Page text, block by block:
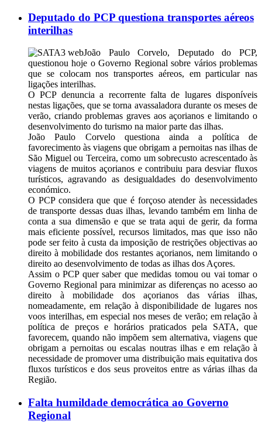
Deputado do PCP questiona transportes aéreos
interilhas
João Paulo Corvelo, Deputado do PCP,
questionou hoje o Governo Regional sobre vários problemas
que se colocam nos transportes aéreos, em particular nas
ligações interilhas.
O PCP denuncia a recorrente falta de lugares disponíveis
nestas ligações, que se torna avassaladora durante os meses de
verão, criando problemas graves aos açorianos e limitando o
desenvolvimento do turismo na maior parte das ilhas.
João Paulo Corvelo questiona ainda a política de
favorecimento às viagens que obrigam a pernoitas nas ilhas de
São Miguel ou Terceira, como um sobrecusto acrescentado às
viagens de muitos açorianos e contribuiu para desviar fluxos
turísticos, agravando as desigualdades do desenvolvimento
económico.
O PCP considera que que é forçoso atender às necessidades
de transporte dessas duas ilhas, levando também em linha de
conta a sua dimensão e que se trata aqui de gerir, da forma
mais eficiente possível, recursos limitados, mas que isso não
pode ser feito à custa da imposição de restrições objectivas ao
direito à mobilidade dos restantes açorianos, nem limitando o
direito ao desenvolvimento de todas as ilhas dos Açores.
Assim o PCP quer saber que medidas tomou ou vai tomar o
Governo Regional para minimizar as diferenças no acesso ao
direito à mobilidade dos açorianos das várias ilhas,
nomeadamente, em relação à disponibilidade de lugares nos
voos interilhas, em especial nos meses de verão; em relação à
política de preços e horários praticados pela SATA, que
favorecem, quando não impõem sem alternativa, viagens que
obrigam a pernoitas ou escalas noutras ilhas e em relação à
necessidade de promover uma distribuição mais equitativa dos
fluxos turísticos e dos seus proveitos entre as várias ilhas da
Região.
Falta humildade democrática ao Governo
Regional